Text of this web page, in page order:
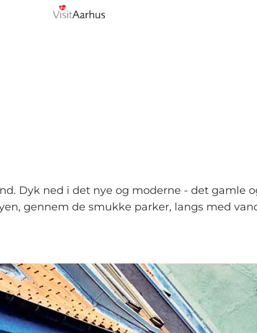
Dyk ned i det nye og moderne - det gamle
gennem de smukke parker, langs med